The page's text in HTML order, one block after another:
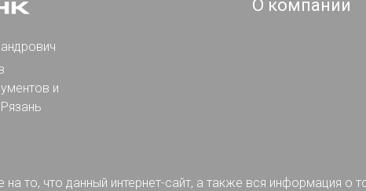
и
О компании
то, что данный интернет-сайт, а также вся информация о